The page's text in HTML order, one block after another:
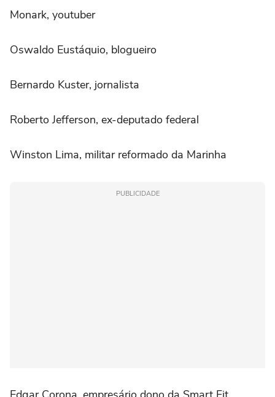
Monark, youtuber
Oswaldo Eustáquio, blogueiro
Bernardo Kuster, jornalista
Roberto Jefferson, ex-deputado federal
Winston Lima, militar reformado da Marinha
PUBLICIDADE